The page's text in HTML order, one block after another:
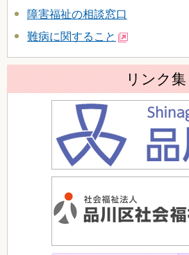
障害福祉の相談窓口
難病に関すること
リンク集